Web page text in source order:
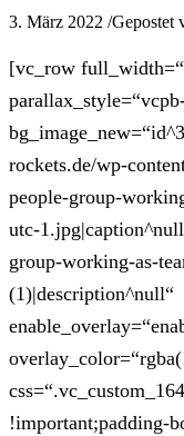
3. März 2022 /Gepostet
[vc_row
rockets.de/wp-
people-group-
utc-
group-working-as-
(1)|description^null“
!important;padding-